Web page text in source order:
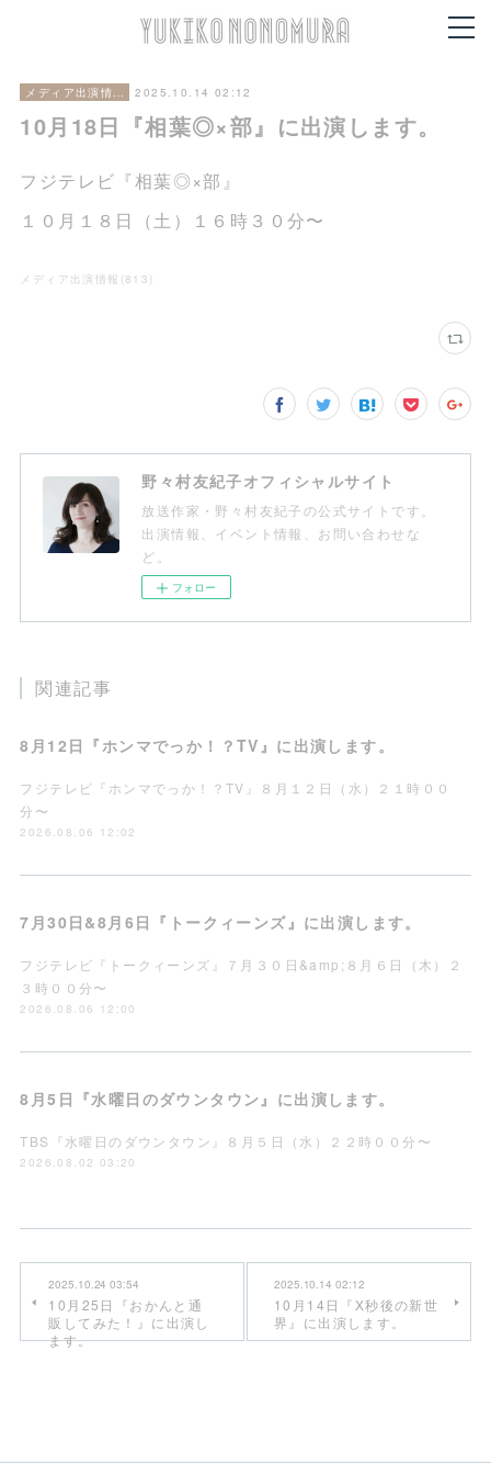
メディア出演情報 2025.10.14 02:12
10月18日『相葉◎×部』に出演します。
フジテレビ『相葉◎×部』
１０月１８日（土）１６時３０分〜
メディア出演情報 (813 )
野々村友紀子オフィシャルサイト
放送作家・野々村友紀子の公式サイトです。
出演情報、イベント情報、お問い合わせな
ど。
フォロー
関連記事
8月12日『ホンマでっか！？TV』に出演します。
フジテレビ『ホンマでっか！？TV』８月１２日（水）２１時００
分〜
2026.08.06 12:02
7月30日&8月6日『トークィーンズ』に出演します。
フジテレビ『トークィーンズ』７月３０日&amp;８月６日（木）２
３時００分〜
2026.08.06 12:00
8月5日『水曜日のダウンタウン』に出演します。
TBS『水曜日のダウンタウン』８月５日（水）２２時００分〜
2026.08.02 03:20
2025.10.24 03:54
10月25日『おかんと通
販してみた！』に出演し
ます。
2025.10.14 02:12
10月14日『X秒後の新世
界』に出演します。